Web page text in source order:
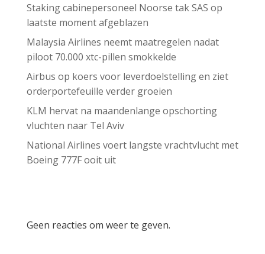
Staking cabinepersoneel Noorse tak SAS op
laatste moment afgeblazen
Malaysia Airlines neemt maatregelen nadat
piloot 70.000 xtc-pillen smokkelde
Airbus op koers voor leverdoelstelling en ziet
orderportefeuille verder groeien
KLM hervat na maandenlange opschorting
vluchten naar Tel Aviv
National Airlines voert langste vrachtvlucht met
Boeing 777F ooit uit
Geen reacties om weer te geven.